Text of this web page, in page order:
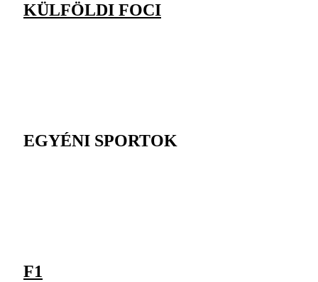
KÜLFÖLDI FOCI
EGYÉNI SPORTOK
F1